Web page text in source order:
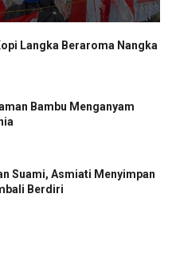
Langka Beraroma Nangka
Bambu Menganyam
Suami, Asmiati Menyimpan
Berdiri